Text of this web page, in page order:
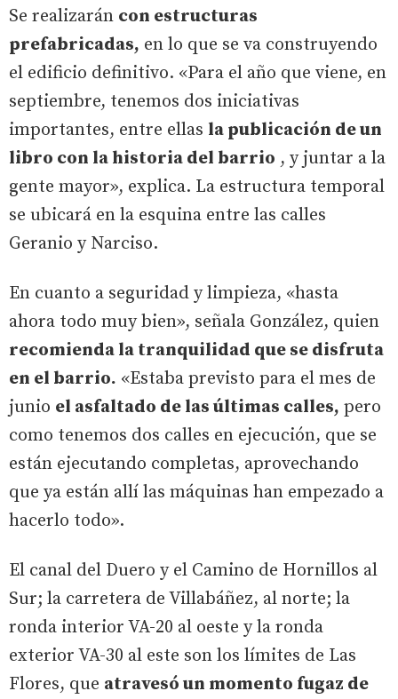
Se realizarán con estructuras
prefabricadas, en lo que se va construyendo
el edificio definitivo. «Para el año que viene, en
septiembre, tenemos dos iniciativas
importantes, entre ellas la publicación de un
libro con la historia del barrio , y juntar a la
gente mayor», explica. La estructura temporal
se ubicará en la esquina entre las calles
Geranio y Narciso.
En cuanto a seguridad y limpieza, «hasta
ahora todo muy bien», señala González, quien
recomienda la tranquilidad que se disfruta
en el barrio. «Estaba previsto para el mes de
junio el asfaltado de las últimas calles, pero
como tenemos dos calles en ejecución, que se
están ejecutando completas, aprovechando
que ya están allí las máquinas han empezado a
hacerlo todo».
El canal del Duero y el Camino de Hornillos al
Sur; la carretera de Villabáñez, al norte; la
ronda interior VA-20 al oeste y la ronda
exterior VA-30 al este son los límites de Las
Flores, que atravesó un momento fugaz de